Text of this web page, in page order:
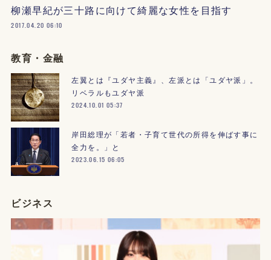
柳瀬早紀が三十路に向けて綺麗な女性を目指す
2017.04.20 06:10
教育・金融
左翼とは『ユダヤ主義』、左派とは「ユダヤ派」。
リベラルもユダヤ派
2024.10.01 05:37
岸田総理が「若者・子育て世代の所得を伸ばす事に
全力を。」と
2023.06.15 06:05
ビジネス